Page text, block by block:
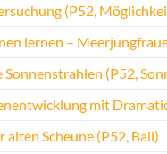
(P52,
lernen –
Sonnenstrahlen (P52,
mit
alten Scheune (P52, Ball)